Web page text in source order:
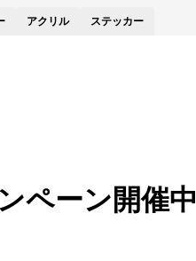
アクリル ステッカー
ペーン開催中